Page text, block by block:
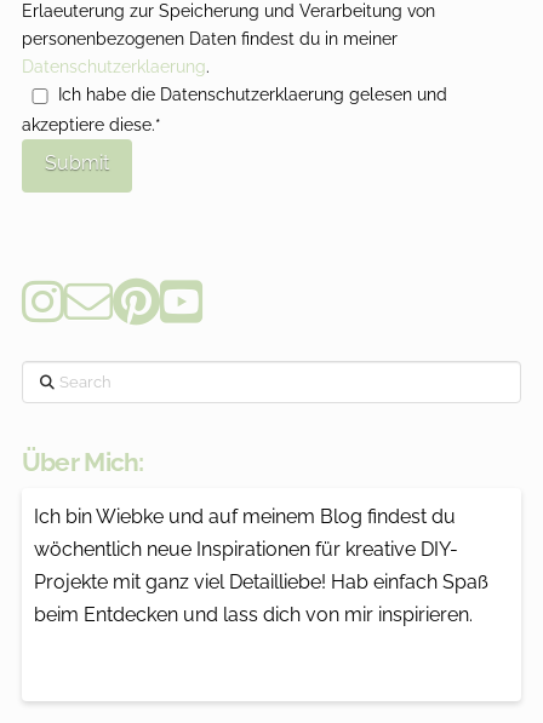
Erlaeuterung zur Speicherung und Verarbeitung von
personenbezogenen Daten findest du in meiner
Datenschutzerklaerung.
Ich habe die Datenschutzerklaerung gelesen und
akzeptiere diese.*
Search
Über Mich:
Ich bin Wiebke und auf meinem Blog findest du
wöchentlich neue Inspirationen für kreative DIY-
Projekte mit ganz viel Detailliebe! Hab einfach Spaß
beim Entdecken und lass dich von mir inspirieren.